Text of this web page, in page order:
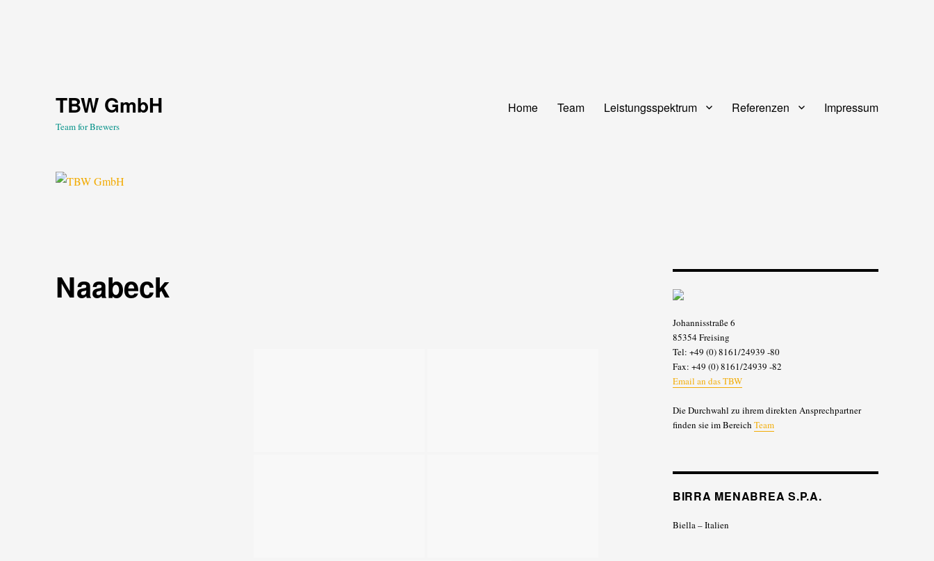
TBW GmbH
Team for Brewers
Home Team Leistungsspektrum Referenzen Impressum
Naabeck
Johannisstraße 6
85354 Freising
Tel: +49 (0) 8161/24939 -80
Fax: +49 (0) 8161/24939 -82
Email an das TBW
Die Durchwahl zu ihrem direkten Ansprechpartner
finden sie im Bereich Team
BIRRA MENABREA S.P.A.
Biella – Italien